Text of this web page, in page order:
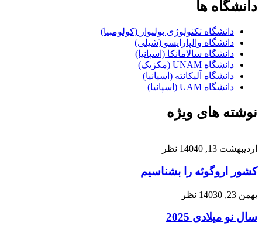
دانشگاه ها
دانشگاه تکنولوژی بولیوار (کولومبیا)
دانشگاه والپارایسو (شیلی)
دانشگاه سالامانکا (اسپانیا)
دانشگاه UNAM (مکزیک)
دانشگاه آلیکانته (اسپانیا)
دانشگاه UAM (اسپانیا)
نوشته های ویژه
اردیبهشت 13, 1404 0 نظر
کشور اروگوئه را بشناسیم
بهمن 23, 1403 0 نظر
سال نو میلادی 2025